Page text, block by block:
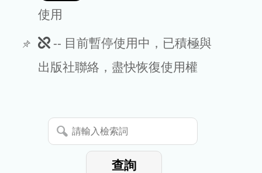
使用
此
期
暫
停
-- 目前暫停使用中，已積極與
出版社聯絡，盡快恢復使用權
請
輸
查詢